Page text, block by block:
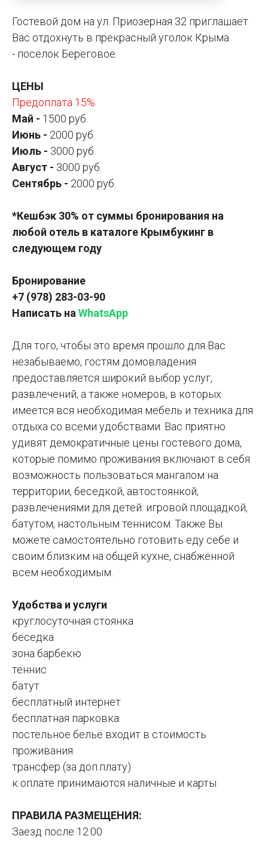
Гостевой дом на ул. Приозерная 32 приглашает
Вас отдохнуть в прекрасный уголок Крыма
- поселок Береговое.
ЦЕНЫ
Предоплата 15%
Май - 1500 руб.
Июнь - 2000 руб.
Июль - 3000 руб.
Август - 3000 руб.
Сентябрь - 2000 руб.
*Кешбэк 30% от суммы бронирования на
любой отель в каталоге Крымбукинг в
следующем году
Бронирование
+7 (978) 283-03-90
Написать на WhatsApp
Для того, чтобы это время прошло для Вас
незабываемо, гостям домовладения
предоставляется широкий выбор услуг,
развлечений, а также номеров, в которых
имеется вся необходимая мебель и техника для
отдыха со всеми удобствами. Вас приятно
удивят демократичные цены гостевого дома,
которые помимо проживания включают в себя
возможность пользоваться мангалом на
территории, беседкой, автостоянкой,
развлечениями для детей: игровой площадкой,
батутом, настольным теннисом. Также Вы
можете самостоятельно готовить еду себе и
своим близким на общей кухне, снабжённой
всем необходимым.
Удобства и услуги
круглосуточная стоянка
беседка
зона барбекю
теннис
батут
бесплатный интернет
бесплатная парковка
постельное бельё входит в стоимость
проживания
трансфер (за доп.плату)
к оплате принимаются наличные и карты
ПРАВИЛА РАЗМЕЩЕНИЯ:
Заезд после 12:00